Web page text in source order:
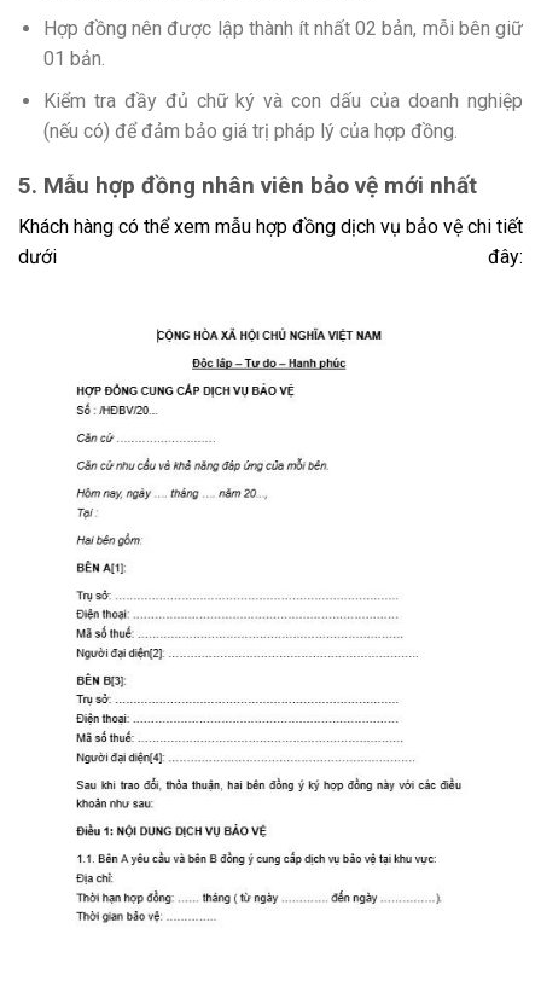
Hợp đồng nên được lập thành ít nhất 02 bản, mỗi bên giữ
01 bản.
Kiểm tra đầy đủ chữ ký và con dấu của doanh nghiệp
(nếu có) để đảm bảo giá trị pháp lý của hợp đồng.
5. Mẫu hợp đồng nhân viên bảo vệ mới nhất
Khách hàng có thể xem mẫu hợp đồng dịch vụ bảo vệ chi tiết
dưới đây: